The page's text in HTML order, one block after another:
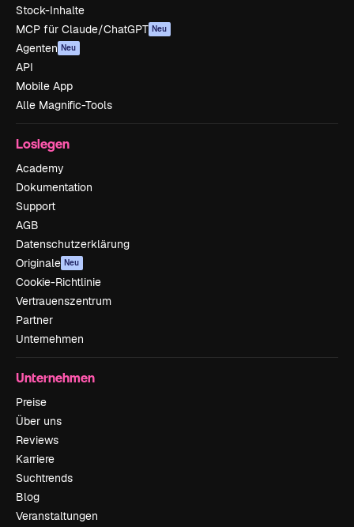
Stock-Inhalte
MCP für Claude/ChatGPT Neu
Agenten Neu
API
Mobile App
Alle Magnific-Tools
Loslegen
Academy
Dokumentation
Support
AGB
Datenschutzerklärung
Originale Neu
Cookie-Richtlinie
Vertrauenszentrum
Partner
Unternehmen
Unternehmen
Preise
Über uns
Reviews
Karriere
Suchtrends
Blog
Veranstaltungen